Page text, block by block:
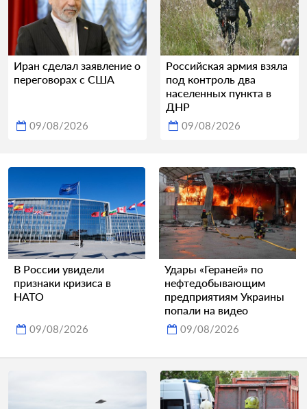
Иран сделал заявление о
переговорах с США
09/08/2026
Российская армия взяла
под контроль два
населенных пункта в
ДНР
09/08/2026
В России увидели
признаки кризиса в
НАТО
09/08/2026
Удары «Гераней» по
нефтедобывающим
предприятиям Украины
попали на видео
09/08/2026